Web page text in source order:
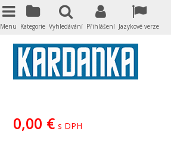
0,00 € s DPH
Menu Kategorie Vyhledávání Přihlášení Jazykové verze